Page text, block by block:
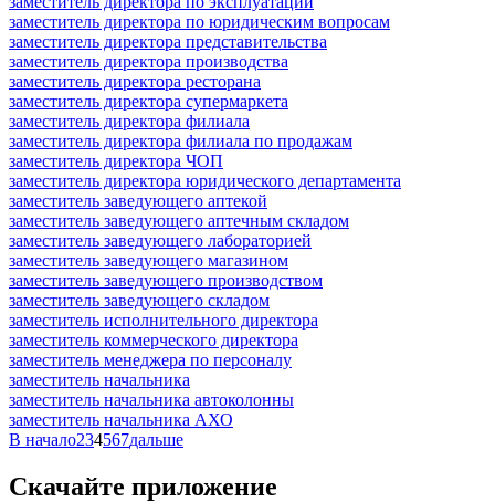
заместитель директора по юридическим вопросам
заместитель директора представительства
заместитель директора производства
заместитель директора ресторана
заместитель директора супермаркета
заместитель директора филиала
заместитель директора филиала по продажам
заместитель директора ЧОП
заместитель директора юридического департамента
заместитель заведующего аптекой
заместитель заведующего аптечным складом
заместитель заведующего лабораторией
заместитель заведующего магазином
заместитель заведующего производством
заместитель заведующего складом
заместитель исполнительного директора
заместитель коммерческого директора
заместитель менеджера по персоналу
заместитель начальника
заместитель начальника автоколонны
заместитель начальника АХО
В начало234567дальше
Скачайте приложение